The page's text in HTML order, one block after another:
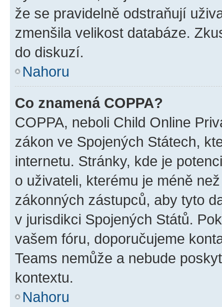
že se pravidelně odstraňují
zmenšila velikost databáze.
do diskuzí.
Nahoru
Co znamená COPPA?
COPPA, neboli Child Online
zákon ve Spojených Státech,
internetu. Stránky, kde je
o uživateli, kterému je méně
zákonných zástupců, aby tyto
v jurisdikci Spojených Států.
vašem fóru, doporučujeme
Teams nemůže a nebude
kontextu.
Nahoru